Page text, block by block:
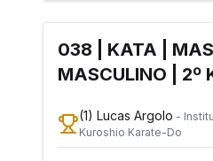
038 | KATA |
MASCULINO | 2º
(1) Lucas Argolo -
Kuroshio Karate-Do